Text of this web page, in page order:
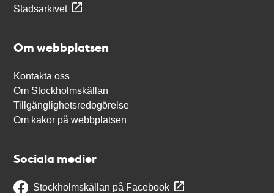
Stadsarkivet
Om webbplatsen
Kontakta oss
Om Stockholmskällan
Tillgänglighetsredogörelse
Om kakor på webbplatsen
Sociala medier
Stockholmskällan på Facebook